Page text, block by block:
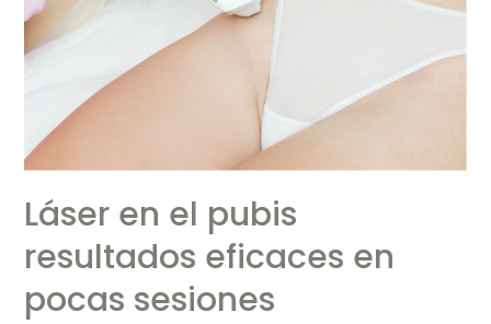
una
piel
vello
Láser en el pubis
resultados eficaces en
pocas sesiones